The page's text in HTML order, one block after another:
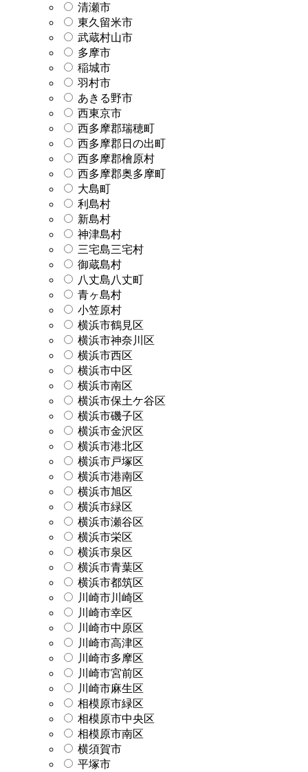
清瀬市
東久留米市
武蔵村山市
多摩市
稲城市
羽村市
あきる野市
西東京市
西多摩郡瑞穂町
西多摩郡日の出町
西多摩郡檜原村
西多摩郡奥多摩町
大島町
利島村
新島村
神津島村
三宅島三宅村
御蔵島村
八丈島八丈町
青ヶ島村
小笠原村
横浜市鶴見区
横浜市神奈川区
横浜市西区
横浜市中区
横浜市南区
横浜市保土ケ谷区
横浜市磯子区
横浜市金沢区
横浜市港北区
横浜市戸塚区
横浜市港南区
横浜市旭区
横浜市緑区
横浜市瀬谷区
横浜市栄区
横浜市泉区
横浜市青葉区
横浜市都筑区
川崎市川崎区
川崎市幸区
川崎市中原区
川崎市高津区
川崎市多摩区
川崎市宮前区
川崎市麻生区
相模原市緑区
相模原市中央区
相模原市南区
横須賀市
平塚市